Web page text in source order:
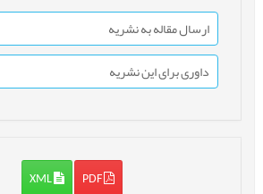
ارسال مقاله به نشریه
داوری برای این نشریه
PDF
XML